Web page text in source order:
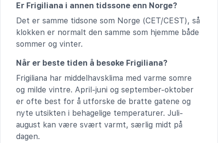
Er Frigiliana i annen tidssone enn Norge?
Det er samme tidsone som Norge (CET/CEST), så
klokken er normalt den samme som hjemme både
sommer og vinter.
Når er beste tiden å besøke Frigiliana?
Frigiliana har middelhavsklima med varme somre
og milde vintre. April-juni og september-oktober
er ofte best for å utforske de bratte gatene og
nyte utsikten i behagelige temperaturer. Juli-
august kan være svært varmt, særlig midt på
dagen.